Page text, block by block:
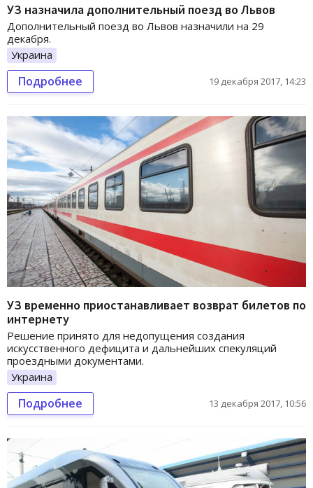
УЗ назначила дополнительный поезд во Львов
Дополнительный поезд во Львов назначили на 29
декабря.
Украина
Подробнее 19 декабря 2017, 14:23
УЗ временно приостанавливает возврат билетов по
интернету
Решение принято для недопущения создания
искусственного дефицита и дальнейших спекуляций
проездными документами.
Украина
Подробнее 13 декабря 2017, 10:56